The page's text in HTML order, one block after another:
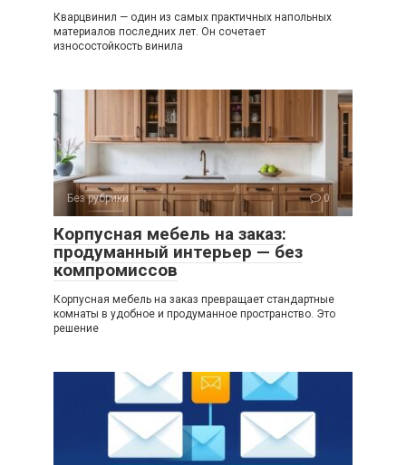
Кварцвинил — один из самых практичных напольных
материалов последних лет. Он сочетает
износостойкость винила
Без рубрики 0
Корпусная мебель на заказ:
продуманный интерьер — без
компромиссов
Корпусная мебель на заказ превращает стандартные
комнаты в удобное и продуманное пространство. Это
решение